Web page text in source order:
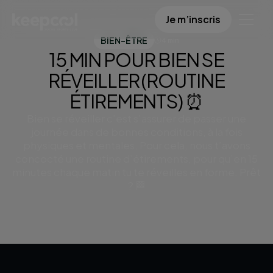
Je m’inscris
BIEN-ÊTRE
15 MIN POUR BIEN SE
RÉVEILLER (ROUTINE
ÉTIREMENTS) ⏰